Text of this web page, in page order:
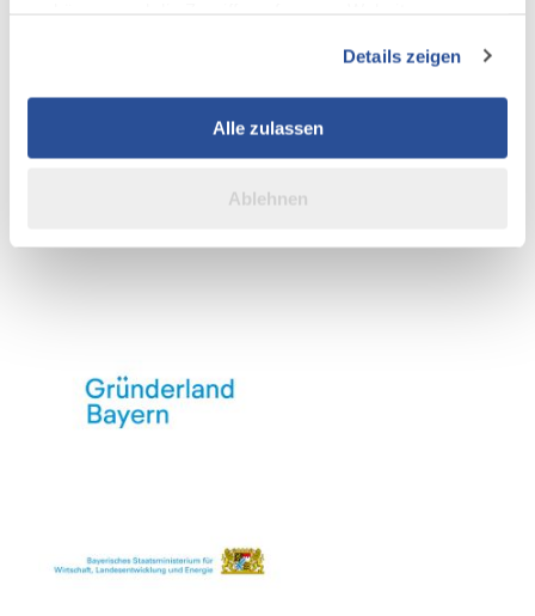
Verwendung unserer Website an unsere Partner für
soziale Medien, Werbung und Analysen weiter. Unsere
Partner führen diese Informationen möglicherweise mit
weiteren Daten zusammen, die Sie ihnen bereitgestellt
Details zeigen
Alle zulassen
Ablehnen